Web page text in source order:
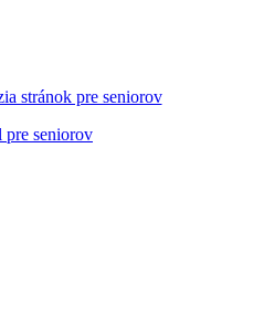
stránok pre seniorov